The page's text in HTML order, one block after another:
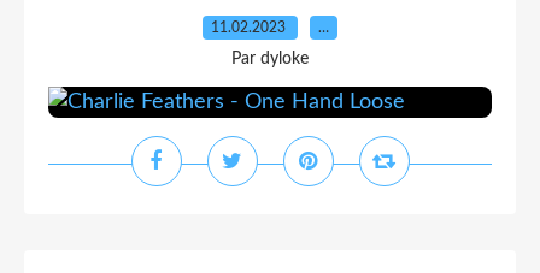
11.02.2023 …
Par dyloke